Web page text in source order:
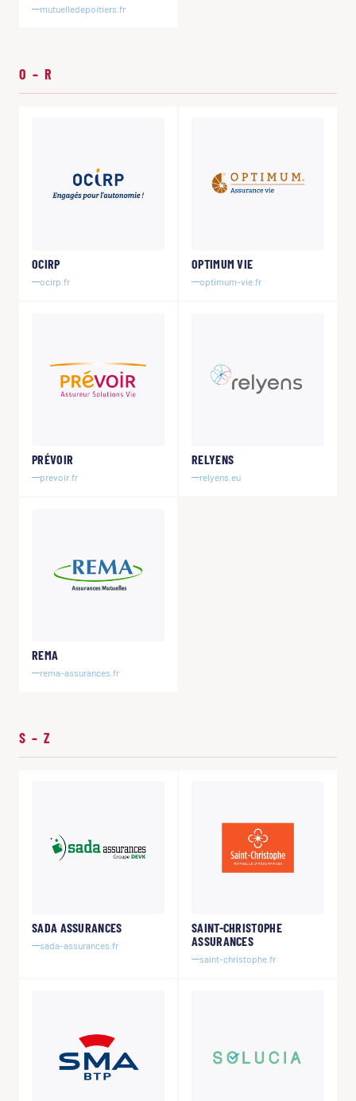
mutuelledepoitiers.fr
O – R
OCIRP
ocirp.fr
OPTIMUM VIE
optimum-vie.fr
PRÉVOIR
prevoir.fr
RELYENS
relyens.eu
REMA
rema-assurances.fr
S – Z
SADA ASSURANCES
sada-assurances.fr
SAINT-CHRISTOPHE
ASSURANCES
saint-christophe.fr